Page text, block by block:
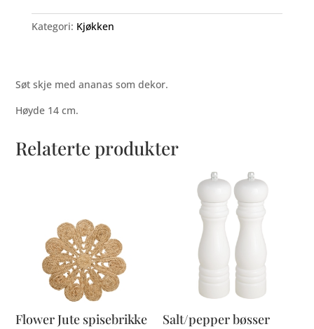
Kategori: Kjøkken
Søt skje med ananas som dekor.
Høyde 14 cm.
Relaterte produkter
Flower Jute spisebrikke
Salt/pepper bøsser